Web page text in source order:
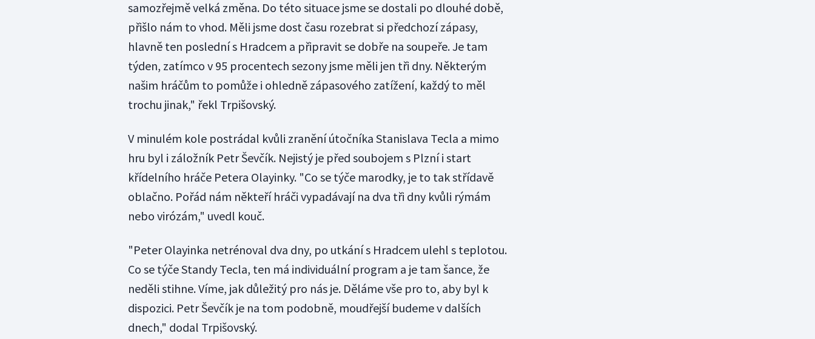
samozřejmě velká změna. Do této situace jsme se dostali po dlouhé době,
přišlo nám to vhod. Měli jsme dost času rozebrat si předchozí zápasy,
hlavně ten poslední s Hradcem a připravit se dobře na soupeře. Je tam
týden, zatímco v 95 procentech sezony jsme měli jen tři dny. Některým
našim hráčům to pomůže i ohledně zápasového zatížení, každý to měl
trochu jinak," řekl Trpišovský.
V minulém kole postrádal kvůli zranění útočníka Stanislava Tecla a mimo
hru byl i záložník Petr Ševčík. Nejistý je před soubojem s Plzní i start
křídelního hráče Petera Olayinky. "Co se týče marodky, je to tak střídavě
oblačno. Pořád nám někteří hráči vypadávají na dva tři dny kvůli rýmám
nebo virózám," uvedl kouč.
"Peter Olayinka netrénoval dva dny, po utkání s Hradcem ulehl s teplotou.
Co se týče Standy Tecla, ten má individuální program a je tam šance, že
neděli stihne. Víme, jak důležitý pro nás je. Děláme vše pro to, aby byl k
dispozici. Petr Ševčík je na tom podobně, moudřejší budeme v dalších
dnech," dodal Trpišovský.